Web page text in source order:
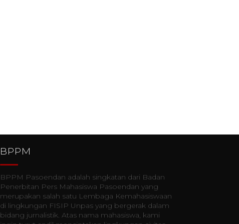
BPPM
BPPM Pasoendan adalah singkatan dari Badan
Penerbitan Pers Mahasiswa Pasoendan yang
merupakan salah satu Lembaga Kemahasiswaan
di lingkungan FISIP Unpas yang bergerak dalam
bidang jurnalistik. Atas nama mahasiswa, kami